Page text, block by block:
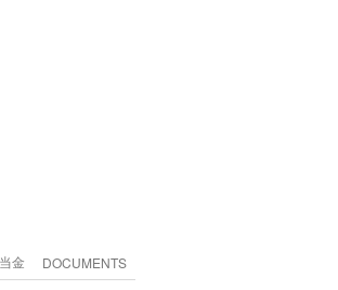
金 DOCUMENTS